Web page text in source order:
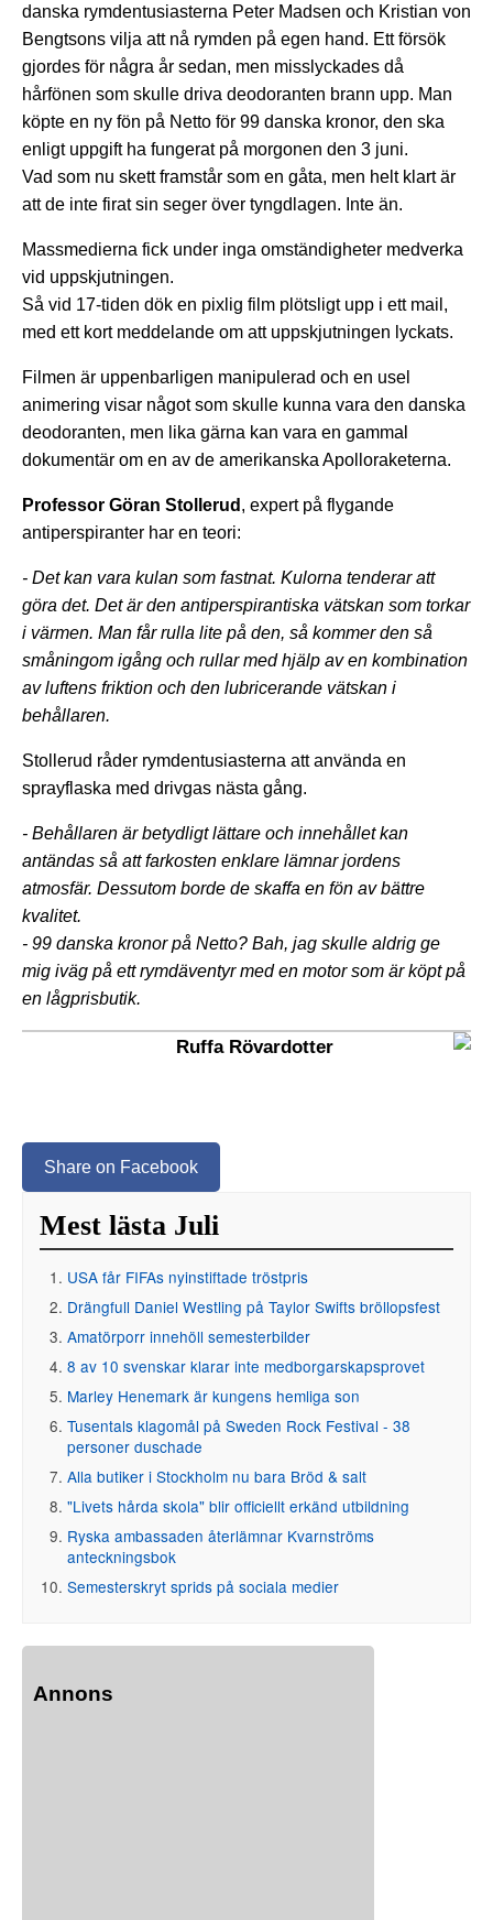
danska rymdentusiasterna Peter Madsen och Kristian von
Bengtsons vilja att nå rymden på egen hand. Ett försök
gjordes för några år sedan, men misslyckades då
hårfönen som skulle driva deodoranten brann upp. Man
köpte en ny fön på Netto för 99 danska kronor, den ska
enligt uppgift ha fungerat på morgonen den 3 juni.
Vad som nu skett framstår som en gåta, men helt klart är
att de inte firat sin seger över tyngdlagen. Inte än.
Massmedierna fick under inga omständigheter medverka
vid uppskjutningen.
Så vid 17-tiden dök en pixlig film plötsligt upp i ett mail,
med ett kort meddelande om att uppskjutningen lyckats.
Filmen är uppenbarligen manipulerad och en usel
animering visar något som skulle kunna vara den danska
deodoranten, men lika gärna kan vara en gammal
dokumentär om en av de amerikanska Apolloraketerna.
Professor Göran Stollerud , expert på flygande
antiperspiranter har en teori:
- Det kan vara kulan som fastnat. Kulorna tenderar att
göra det. Det är den antiperspirantiska vätskan som torkar
i värmen. Man får rulla lite på den, så kommer den så
småningom igång och rullar med hjälp av en kombination
av luftens friktion och den lubricerande vätskan i
behållaren.
Stollerud råder rymdentusiasterna att använda en
sprayflaska med drivgas nästa gång.
- Behållaren är betydligt lättare och innehållet kan
antändas så att farkosten enklare lämnar jordens
atmosfär. Dessutom borde de skaffa en fön av bättre
kvalitet.
- 99 danska kronor på Netto? Bah, jag skulle aldrig ge
mig iväg på ett rymdäventyr med en motor som är köpt på
en lågprisbutik.
Ruffa Rövardotter
Share on Facebook
Mest lästa Juli
USA får FIFAs nyinstiftade tröstpris
Drängfull Daniel Westling på Taylor Swifts bröllopsfest
Amatörporr innehöll semesterbilder
8 av 10 svenskar klarar inte medborgarskapsprovet
Marley Henemark är kungens hemliga son
Tusentals klagomål på Sweden Rock Festival - 38
personer duschade
Alla butiker i Stockholm nu bara Bröd & salt
"Livets hårda skola" blir officiellt erkänd utbildning
Ryska ambassaden återlämnar Kvarnströms
anteckningsbok
Semesterskryt sprids på sociala medier
Annons